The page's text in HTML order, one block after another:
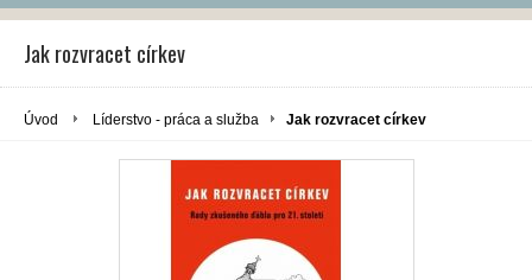
Jak rozvracet církev
Úvod Líderstvo - práca a služba Jak rozvracet církev